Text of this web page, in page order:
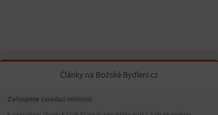
Články na Božské Bydlení.cz
Zařizujeme zasedací místnost